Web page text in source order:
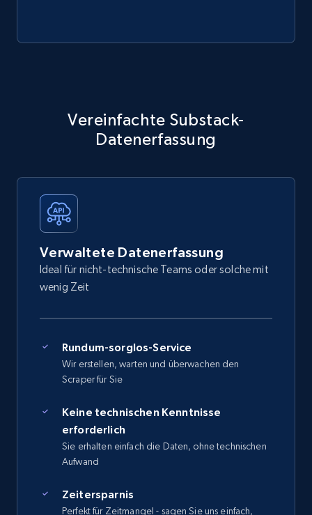
Vereinfachte Substack-
Datenerfassung
Verwaltete Datenerfassung
Ideal für nicht-technische Teams oder solche mit
wenig Zeit
Rundum-sorglos-Service
Wir erstellen, warten und überwachen den
Scraper für Sie
Keine technischen Kenntnisse
erforderlich
Sie erhalten einfach die Daten, ohne technischen
Aufwand
Zeitersparnis
Perfekt für Zeitmangel - sagen Sie uns einfach,